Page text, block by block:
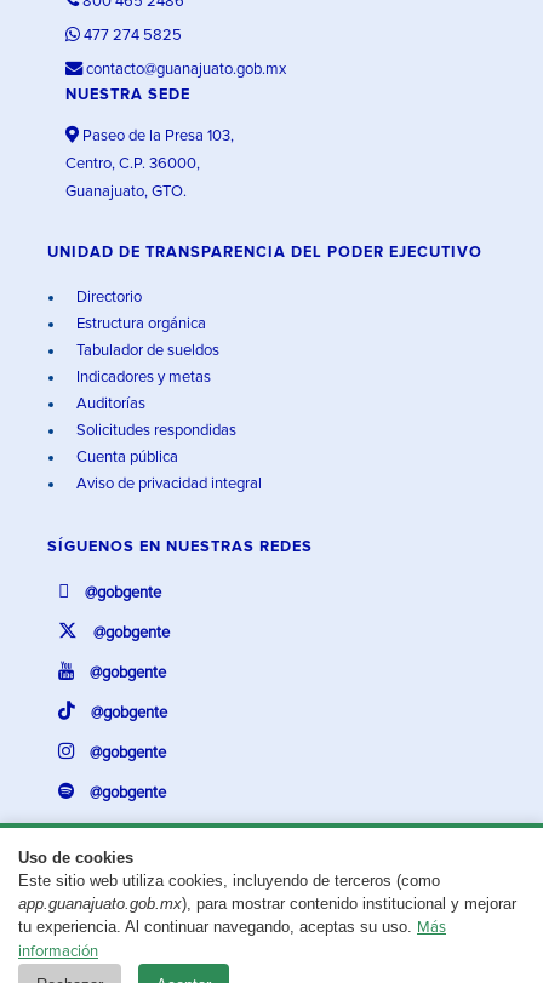
Uso de cookies
Este sitio web utiliza cookies, incluyendo de terceros (como
app.guanajuato.gob.mx), para mostrar contenido institucional y mejorar
tu experiencia. Al continuar navegando, aceptas su uso. Más
información
477 274 5825
contacto@guanajuato.gob.mx
NUESTRA SEDE
Paseo de la Presa 103,
Centro, C.P. 36000,
Guanajuato, GTO.
UNIDAD DE TRANSPARENCIA DEL PODER EJECUTIVO
Directorio
Estructura orgánica
Tabulador de sueldos
Indicadores y metas
Auditorías
Solicitudes respondidas
Cuenta pública
Aviso de privacidad integral
SÍGUENOS EN NUESTRAS REDES
@gobgente
@gobgente
@gobgente
@gobgente
@gobgente
@gobgente
¿Existe algún problema con esta página?Repórtalo aquí.
Aviso legal